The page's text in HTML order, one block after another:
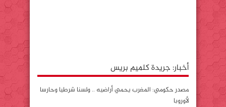
أخبار: جريدة كلميم بريس
مصدر حكومي: المغرب يحمي أراضيه .. ولسنا شرطيا وحارسا
لأوروبا